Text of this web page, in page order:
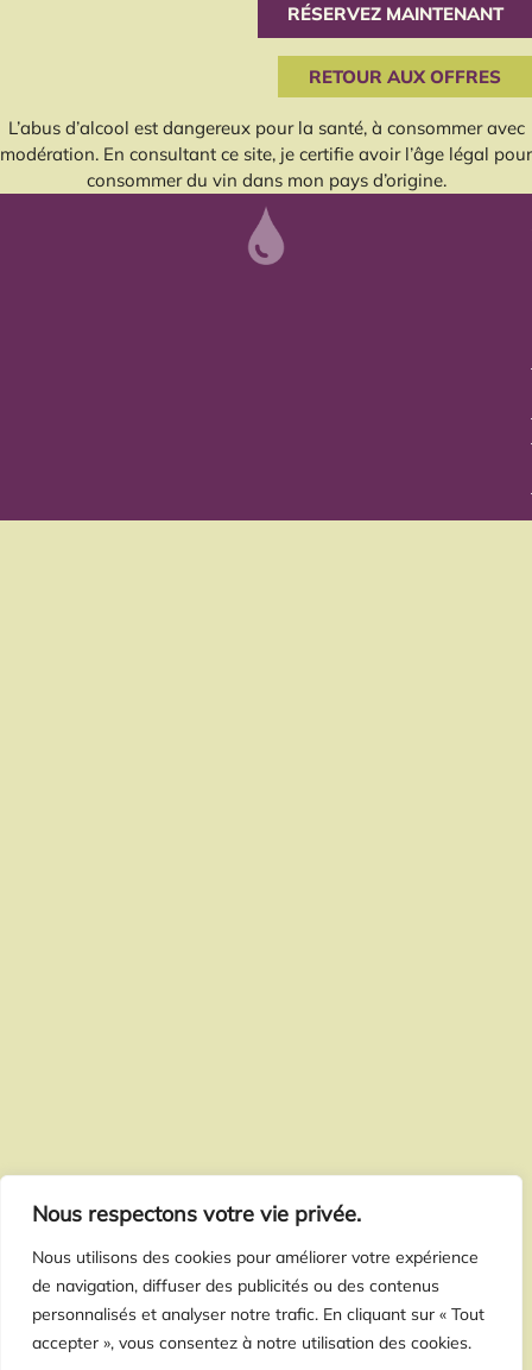
Nous respectons votre vie privée.
Nous utilisons des cookies pour améliorer votre expérience
de navigation, diffuser des publicités ou des contenus
personnalisés et analyser notre trafic. En cliquant sur « Tout
accepter », vous consentez à notre utilisation des cookies.
RÉSERVEZ MAINTENANT
RETOUR AUX OFFRES
L’abus d’alcool est dangereux pour la santé, à consommer avec
modération. En consultant ce site, je certifie avoir l’âge légal pour
consommer du vin dans mon pays d’origine.